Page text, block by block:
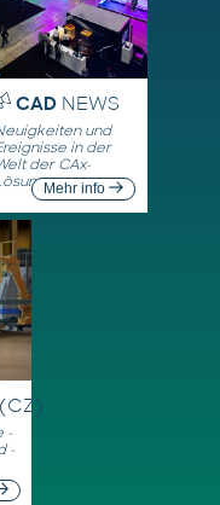
CADNEWS
und
in der
der CAx-
Mehr info
-
-